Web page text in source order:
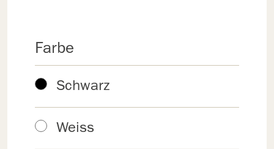
Farbe
Schwarz
Weiss